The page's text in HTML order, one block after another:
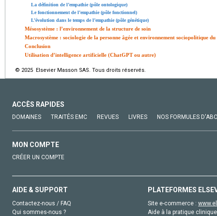
La définition de l’empathie (pôle ontologique)
Le fonctionnement de l’empathie (pôle fonctionnel)
L’évolution dans le temps de l’empathie (pôle génétique)
Mésosystème : l’environnement de la structure de soin
Macrosystème : sociologie de la personne âgée et environnement sociopolitique du
Conclusion
Utilisation d’intelligence artificielle (ChatGPT ou autre)
© 2025 Elsevier Masson SAS. Tous droits réservés.
ACCÈS RAPIDES
DOMAINES TRAITÉS EMC REVUES LIVRES NOS FORMULES
MON COMPTE
CRÉER UN COMPTE
AIDE & SUPPORT
Contactez-nous / FAQ
Qui sommes-nous ?
PLATEFORMES
Site e-commerce :
Aide à la pratique